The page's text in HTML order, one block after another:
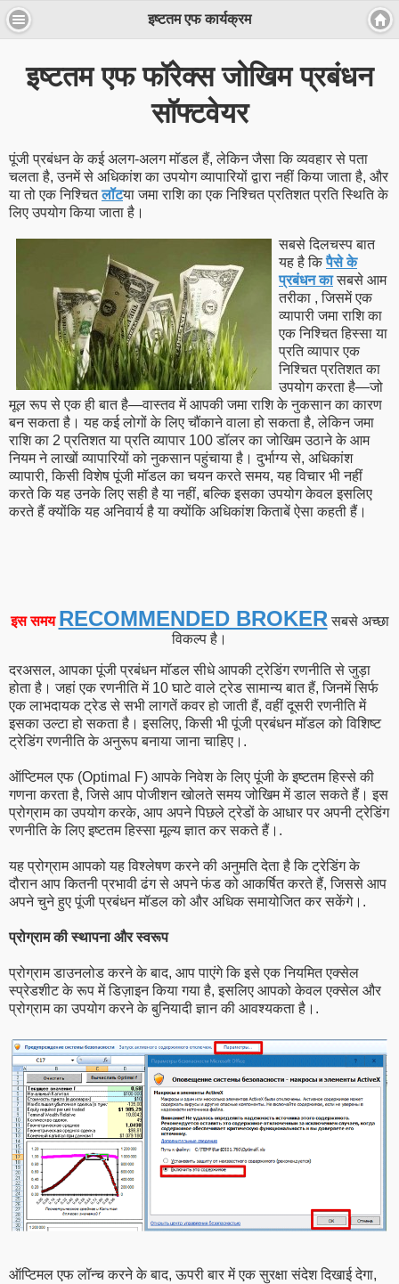
इष्टतम एफ कार्यक्रम
इष्टतम एफ फॉरेक्स जोखिम प्रबंधन
सॉफ्टवेयर
पूंजी प्रबंधन के कई अलग-अलग मॉडल हैं, लेकिन जैसा कि व्यवहार से पता
चलता है, उनमें से अधिकांश का उपयोग व्यापारियों द्वारा नहीं किया जाता है, और
या तो एक निश्चितलॉटया जमा राशि का एक निश्चित प्रतिशत प्रति स्थिति के
लिए उपयोग किया जाता है।
सबसे दिलचस्प बात
यह है किपैसे के
प्रबंधन कासबसे आम
तरीका , जिसमें एक
व्यापारी जमा राशि का
एक निश्चित हिस्सा या
प्रति व्यापार एक
निश्चित प्रतिशत का
उपयोग करता है—जो
मूल रूप से एक ही बात है—वास्तव में आपकी जमा राशि के नुकसान का कारण
बन सकता है। यह कई लोगों के लिए चौंकाने वाला हो सकता है, लेकिन जमा
राशि का 2 प्रतिशत या प्रति व्यापार 100 डॉलर का जोखिम उठाने के आम
नियम ने लाखों व्यापारियों को नुकसान पहुंचाया है। दुर्भाग्य से, अधिकांश
व्यापारी, किसी विशेष पूंजी मॉडल का चयन करते समय, यह विचार भी नहीं
करते कि यह उनके लिए सही है या नहीं, बल्कि इसका उपयोग केवल इसलिए
करते हैं क्योंकि यह अनिवार्य है या क्योंकि अधिकांश किताबें ऐसा कहती हैं।
इस समय RECOMMENDED BROKER सबसे अच्छा
विकल्प है।
दरअसल, आपका पूंजी प्रबंधन मॉडल सीधे आपकी ट्रेडिंग रणनीति से जुड़ा
होता है। जहां एक रणनीति में 10 घाटे वाले ट्रेड सामान्य बात हैं, जिनमें सिर्फ
एक लाभदायक ट्रेड से सभी लागतें कवर हो जाती हैं, वहीं दूसरी रणनीति में
इसका उल्टा हो सकता है। इसलिए, किसी भी पूंजी प्रबंधन मॉडल को विशिष्ट
ट्रेडिंग रणनीति के अनुरूप बनाया जाना चाहिए।.
ऑप्टिमल एफ (Optimal F) आपके निवेश के लिए पूंजी के इष्टतम हिस्से की
गणना करता है, जिसे आप पोजीशन खोलते समय जोखिम में डाल सकते हैं। इस
प्रोग्राम का उपयोग करके, आप अपने पिछले ट्रेडों के आधार पर अपनी ट्रेडिंग
रणनीति के लिए इष्टतम हिस्सा मूल्य ज्ञात कर सकते हैं।.
यह प्रोग्राम आपको यह विश्लेषण करने की अनुमति देता है कि ट्रेडिंग के
दौरान आप कितनी प्रभावी ढंग से अपने फंड को आकर्षित करते हैं, जिससे आप
अपने चुने हुए पूंजी प्रबंधन मॉडल को और अधिक समायोजित कर सकेंगे।.
प्रोग्राम की स्थापना और स्वरूप
प्रोग्राम डाउनलोड करने के बाद, आप पाएंगे कि इसे एक नियमित एक्सेल
स्प्रेडशीट के रूप में डिज़ाइन किया गया है, इसलिए आपको केवल एक्सेल और
प्रोग्राम का उपयोग करने के बुनियादी ज्ञान की आवश्यकता है।.
ऑप्टिमल एफ लॉन्च करने के बाद, ऊपरी बार में एक सुरक्षा संदेश दिखाई देगा,